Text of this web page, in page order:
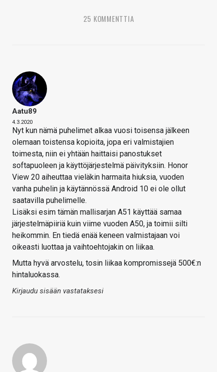
25 KOMMENTTIA
Aatu89
4.3.2020
Nyt kun nämä puhelimet alkaa vuosi toisensa jälkeen
olemaan toistensa kopioita, jopa eri valmistajien
toimesta, niin ei yhtään haittaisi panostukset
softapuoleen ja käyttöjärjestelmä päivityksiin. Honor
View 20 aiheuttaa vieläkin harmaita hiuksia, vuoden
vanha puhelin ja käytännössä Android 10 ei ole ollut
saatavilla puhelimelle.
Lisäksi esim tämän mallisarjan A51 käyttää samaa
järjestelmäpiiriä kuin viime vuoden A50, ja toimii silti
heikommin. En tiedä enää keneen valmistajaan voi
oikeasti luottaa ja vaihtoehtojakin on liikaa.
Mutta hyvä arvostelu, tosin liikaa kompromissejä 500€:n
hintaluokassa.
Kirjaudu sisään vastataksesi